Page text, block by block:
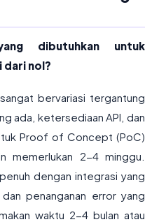
dibutuhkan untuk
dari nol?
bervariasi tergantung
ada, ketersediaan API, dan
Proof of Concept (PoC)
memerlukan 2-4 minggu.
dengan integrasi yang
penanganan error yang
waktu 2-4 bulan atau